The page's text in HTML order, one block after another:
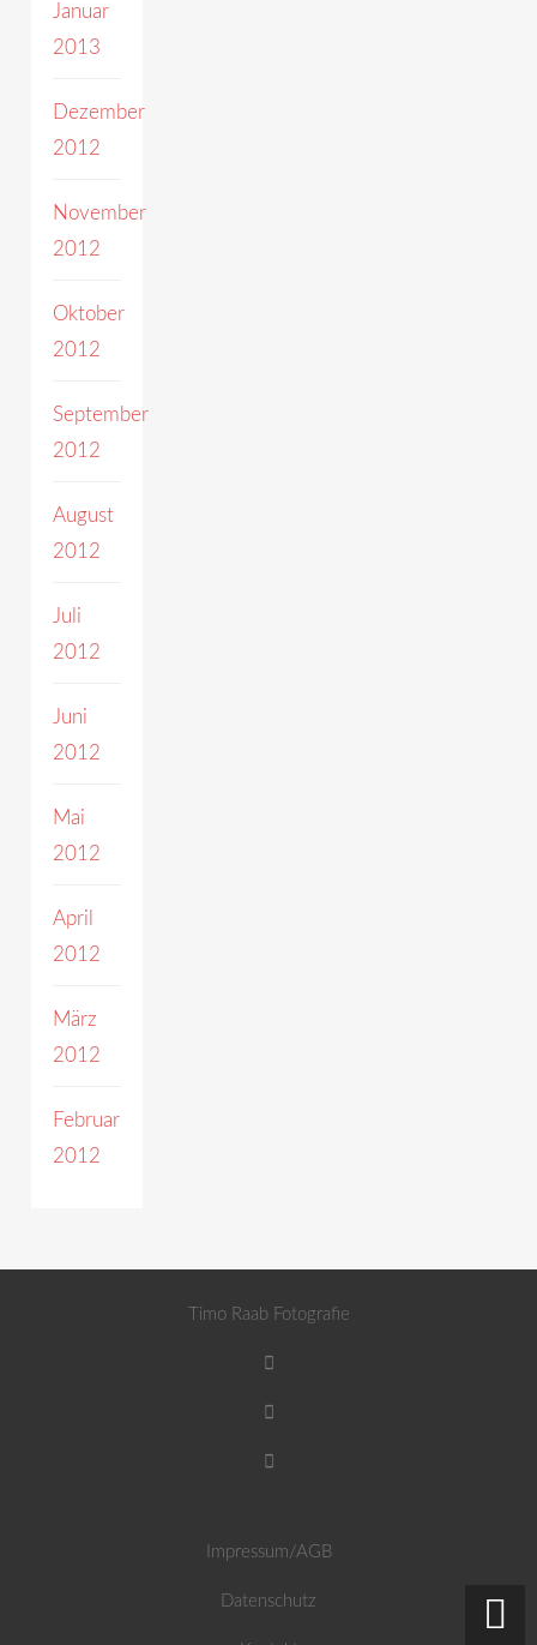
Januar
2013
Dezember
2012
November
2012
Oktober
2012
September
2012
August
2012
Juli
2012
Juni
2012
Mai
2012
April
2012
März
2012
Februar
2012
Timo Raab Fotografie
Impressum/AGB
Datenschutz